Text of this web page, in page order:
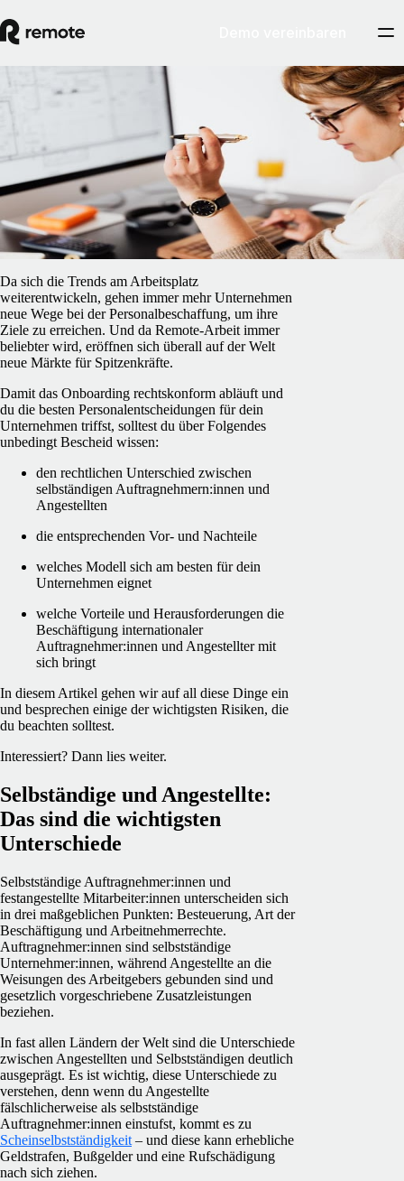
Blog Contractor Management
Selbstständig oder angestellt: Welches
Modell passt zu deinem Unternehmen?
ByPedro Barros
5. Februar 2025
Da sich die Trends am Arbeitsplatz
weiterentwickeln, gehen immer mehr Unternehmen
neue Wege bei der Personalbeschaffung, um ihre
Ziele zu erreichen. Und da Remote-Arbeit immer
beliebter wird, eröffnen sich überall auf der Welt
neue Märkte für Spitzenkräfte.
Damit das Onboarding rechtskonform abläuft und
du die besten Personalentscheidungen für dein
Unternehmen triffst, solltest du über Folgendes
unbedingt Bescheid wissen:
den rechtlichen Unterschied zwischen
selbständigen Auftragnehmern:innen und
Angestellten
die entsprechenden Vor- und Nachteile
welches Modell sich am besten für dein
Unternehmen eignet
welche Vorteile und Herausforderungen die
Beschäftigung internationaler
Auftragnehmer:innen und Angestellter mit
sich bringt
In diesem Artikel gehen wir auf all diese Dinge ein
und besprechen einige der wichtigsten Risiken, die
du beachten solltest.
Interessiert? Dann lies weiter.
Selbständige und Angestellte:
Das sind die wichtigsten
Unterschiede
Selbstständige Auftragnehmer:innen und
festangestellte Mitarbeiter:innen unterscheiden sich
in drei maßgeblichen Punkten: Besteuerung, Art der
Beschäftigung und Arbeitnehmerrechte.
Auftragnehmer:innen sind selbstständige
Unternehmer:innen, während Angestellte an die
Weisungen des Arbeitgebers gebunden sind und
gesetzlich vorgeschriebene Zusatzleistungen
beziehen.
In fast allen Ländern der Welt sind die Unterschiede
zwischen Angestellten und Selbstständigen deutlich
ausgeprägt. Es ist wichtig, diese Unterschiede zu
verstehen, denn wenn du Angestellte
fälschlicherweise als selbstständige
Auftragnehmer:innen einstufst, kommt es zu
Scheinselbstständigkeit – und diese kann erhebliche
Geldstrafen, Bußgelder und eine Rufschädigung
nach sich ziehen.